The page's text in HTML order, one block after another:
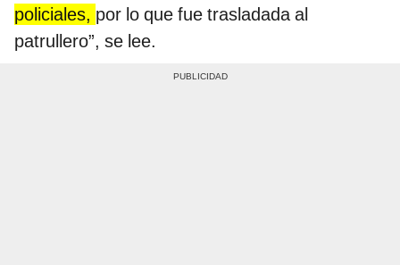
policiales, por lo que fue trasladada al
patrullero”, se lee.